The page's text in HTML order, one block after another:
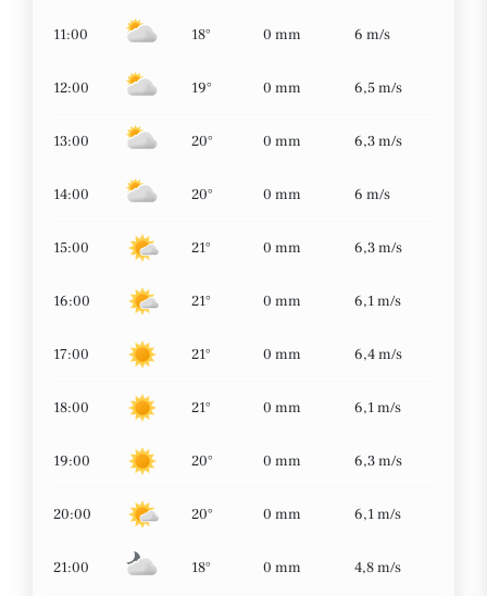
11:00 18° 0 mm 6 m/s
12:00 19° 0 mm 6,5 m/s
13:00 20° 0 mm 6,3 m/s
14:00 20° 0 mm 6 m/s
15:00 21° 0 mm 6,3 m/s
16:00 21° 0 mm 6,1 m/s
17:00 21° 0 mm 6,4 m/s
18:00 21° 0 mm 6,1 m/s
19:00 20° 0 mm 6,3 m/s
20:00 20° 0 mm 6,1 m/s
21:00 18° 0 mm 4,8 m/s